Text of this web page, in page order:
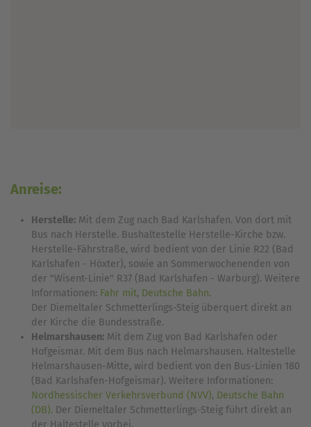
Anreise:
Herstelle: Mit dem Zug nach Bad Karlshafen. Von dort mit
Bus nach Herstelle. Bushaltestelle Herstelle-Kirche bzw.
Herstelle-Fährstraße, wird bedient von der Linie R22 (Bad
Karlshafen - Höxter), sowie an Sommerwochenenden von
der "Wisent-Linie" R37 (Bad Karlshafen - Warburg). Weitere
Informationen: Fahr mit, Deutsche Bahn.
Der Diemeltaler Schmetterlings-Steig überquert direkt an
der Kirche die Bundesstraße.
Helmarshausen: Mit dem Zug von Bad Karlshafen oder
Hofgeismar. Mit dem Bus nach Helmarshausen. Haltestelle
Helmarshausen-Mitte, wird bedient von den Bus-Linien 180
(Bad Karlshafen-Hofgeismar). Weitere Informationen:
Nordhessischer Verkehrsverbund (NVV), Deutsche Bahn
(DB). Der Diemeltaler Schmetterlings-Steig führt direkt an